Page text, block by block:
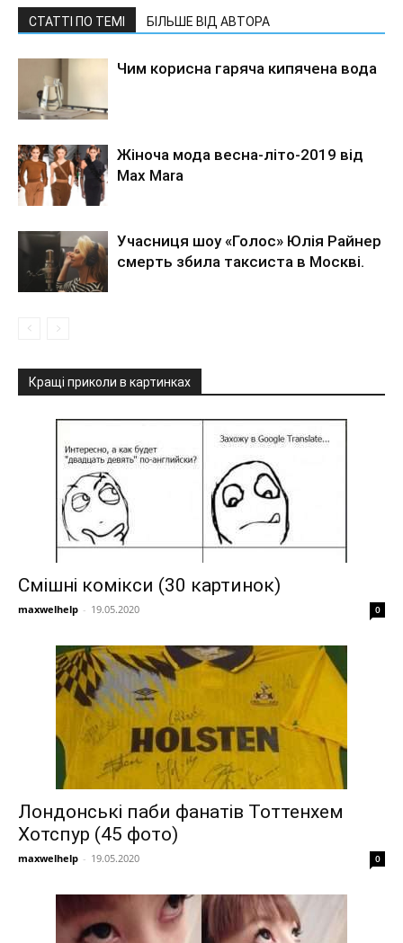
СТАТТІ ПО ТЕМІ БІЛЬШЕ ВІД АВТОРА
Чим корисна гаряча кипячена вода
Жіноча мода весна-літо-2019 від
Max Mara
Учасниця шоу «Голос» Юлія Райнер
смерть збила таксиста в Москві.
Кращі приколи в картинках
Смішні комікси (30 картинок)
maxwelhelp - 19.05.2020 0
Лондонські паби фанатів Тоттенхем
Хотспур (45 фото)
maxwelhelp - 19.05.2020 0